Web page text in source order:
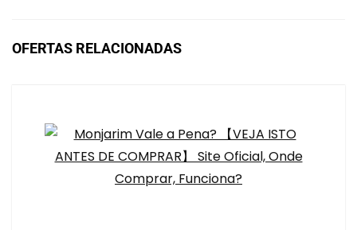
OFERTAS RELACIONADAS